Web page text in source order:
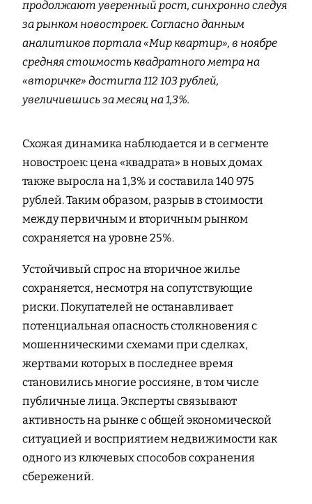
продолжают уверенный рост, синхронно следуя
за рынком новостроек. Согласно данным
аналитиков портала «Мир квартир», в ноябре
средняя стоимость квадратного метра на
«вторичке» достигла 112 103 рублей,
увеличившись за месяц на 1,3%.
Схожая динамика наблюдается и в сегменте
новостроек: цена «квадрата» в новых домах
также выросла на 1,3% и составила 140 975
рублей. Таким образом, разрыв в стоимости
между первичным и вторичным рынком
сохраняется на уровне 25%.
Устойчивый спрос на вторичное жилье
сохраняется, несмотря на сопутствующие
риски. Покупателей не останавливает
потенциальная опасность столкновения с
мошенническими схемами при сделках,
жертвами которых в последнее время
становились многие россияне, в том числе
публичные лица. Эксперты связывают
активность на рынке с общей экономической
ситуацией и восприятием недвижимости как
одного из ключевых способов сохранения
сбережений.